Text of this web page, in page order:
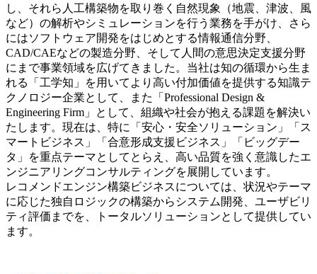
し、それら人工構築物を取り巻く自然現象（地震、津波、風
など）の解析やシミュレーションを行う業務を手がけ、さら
にはソフトウェア開発をはじめとする情報通信分野、
CAD/CAEなどの製造分野、そして人間の意思決定支援分野
にまで事業領域を広げてきました。当社は知の循環から生ま
れる「工学知」を用いてより高い付加価値を提供する知識テ
クノロジー企業として、また「Professional Design &
Engineering Firm」として、組織や社会が抱える課題を解決い
たします。現在は、特に「安心・安全ソリューション」「ス
マートビジネス」「合意形成支援ビジネス」「ビッグデー
タ」を重点テーマとしてとらえ、高い品質を強く意識したエ
ンジニアリングコンサルティングを展開しています。
レコメンドエンジン構築ビジネスについては、状況やテーマ
に応じた独自ロジックの構築からシステム開発、ユーザビリ
ティ評価までを、トータルソリューションとして提供してい
ます。